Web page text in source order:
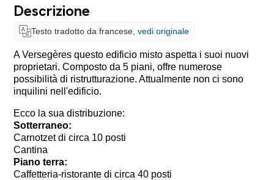
Descrizione
Testo tradotto da francese, vedi originale
A Versegères questo edificio misto aspetta i suoi nuovi
proprietari. Composto da 5 piani, offre numerose
possibilità di ristrutturazione. Attualmente non ci sono
inquilini nell'edificio.
Ecco la sua distribuzione:
Sotterraneo:
Carnotzet di circa 10 posti
Cantina
Piano terra:
Caffetteria-ristorante di circa 40 posti